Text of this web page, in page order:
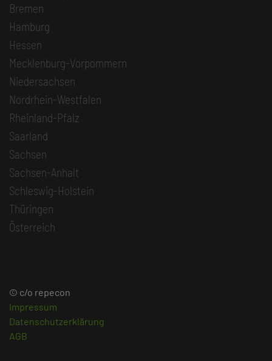
Bremen
Hamburg
Hessen
Mecklenburg-Vorpommern
Niedersachsen
Nordrhein-Westfalen
Rheinland-Pfalz
Saarland
Sachsen
Sachsen-Anhalt
Schleswig-Holstein
Thüringen
Österreich
© c/o repecon
Impressum
Datenschutzerklärung
AGB